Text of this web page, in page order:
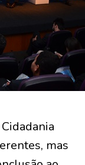
mas